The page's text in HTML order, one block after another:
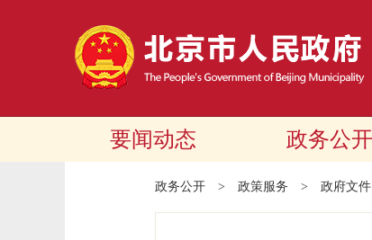
要闻动态 政务公开
政务公开 > 政策服务 > 政府文件